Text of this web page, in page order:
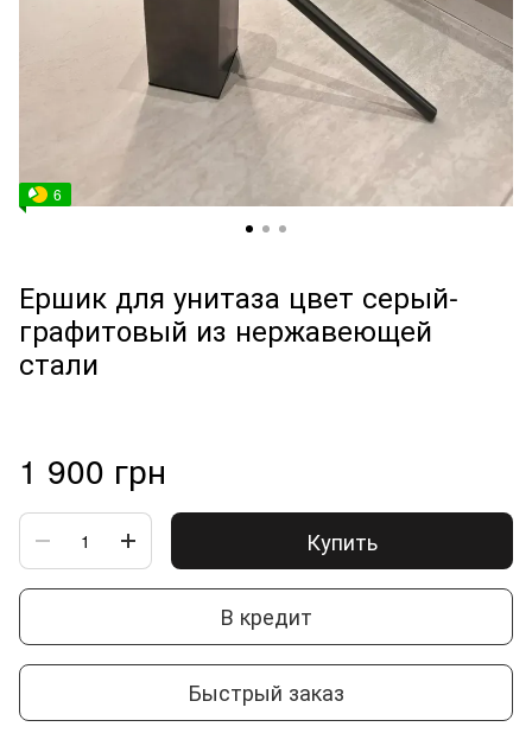
6
Ершик для унитаза цвет серый-
графитовый из нержавеющей
стали
1 900 грн
Купить
В кредит
Быстрый заказ